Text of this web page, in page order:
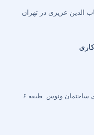
الدین عزیزی در تهران
شعبه‌شرق:میدان رسالت.نبش خیابان بختیاری‌ ساختمان ونوس .طبقه ۶